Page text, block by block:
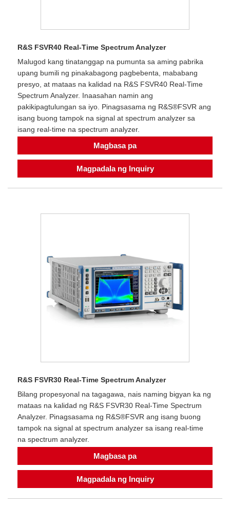
R&S FSVR40 Real-Time Spectrum Analyzer
Malugod kang tinatanggap na pumunta sa aming pabrika
upang bumili ng pinakabagong pagbebenta, mababang
presyo, at mataas na kalidad na R&S FSVR40 Real-Time
Spectrum Analyzer. Inaasahan namin ang
pakikipagtulungan sa iyo. Pinagsasama ng R&S®FSVR ang
isang buong tampok na signal at spectrum analyzer sa
isang real-time na spectrum analyzer.
Magbasa pa
Magpadala ng Inquiry
R&S FSVR30 Real-Time Spectrum Analyzer
Bilang propesyonal na tagagawa, nais naming bigyan ka ng
mataas na kalidad ng R&S FSVR30 Real-Time Spectrum
Analyzer. Pinagsasama ng R&S®FSVR ang isang buong
tampok na signal at spectrum analyzer sa isang real-time
na spectrum analyzer.
Magbasa pa
Magpadala ng Inquiry